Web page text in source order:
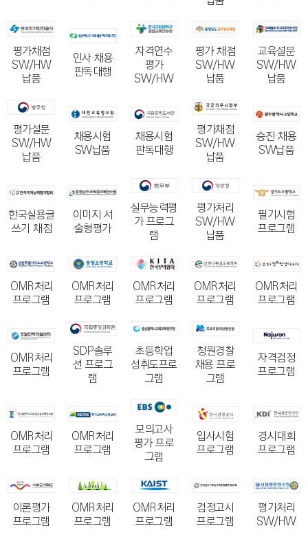
평가채점
SW/HW
납품
인사·채용
판독대행
자격연수
평가
SW/HW
평가 채점
SW/HW
납품
교육설문
SW/HW
납품
평가설문
SW/HW
납품
채용시험
SW납품
채용시험
판독대행
평가채점
SW/HW
납품
승진·채용
SW납품
한국실용글
쓰기 채점
이미지 서
술형평가
실무능력평
가 프로그
램
평가처리
SW/HW
납품
필기시험
프로그램
OMR처리
프로그램
OMR처리
프로그램
OMR처리
프로그램
OMR처리
프로그램
OMR처리
프로그램
OMR처리
프로그램
SDP솔루
션 프로그
램
초등학업
성취도프로
그램
청원경찰
채용 프로
그램
자격검정
프로그램
OMR처리
프로그램
OMR처리
프로그램
모의고사
평가 프로
그램
입사시험
프로그램
경시대회
프로그램
이론평가
프로그램
OMR처리
프로그램
OMR처리
프로그램
검정고시
프로그램
평가처리
SW/HW